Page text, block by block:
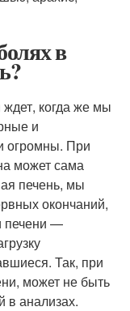
в
когда же мы
и
огромны. При
может сама
печень, мы
окончаний,
печени —
Так, при
может не быть
в анализах.